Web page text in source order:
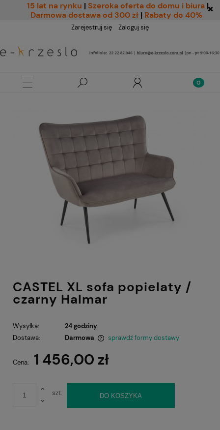
15 lat na rynku | Szeroka oferta do domu i biura |
Darmowa dostawa od 300 zł | Rabaty do 40%
Zarejestruj się Zaloguj się
CASTEL XL sofa popielaty /
czarny Halmar
Wysyłka:
24 godziny
Dostawa:
Darmowa
sprawdź formy dostawy
Cena: 1 456,00 zł
szt. DO KOSZYKA